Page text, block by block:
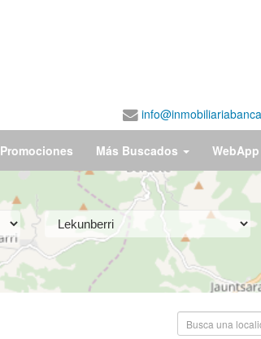
Promociones Más Buscados WebApp